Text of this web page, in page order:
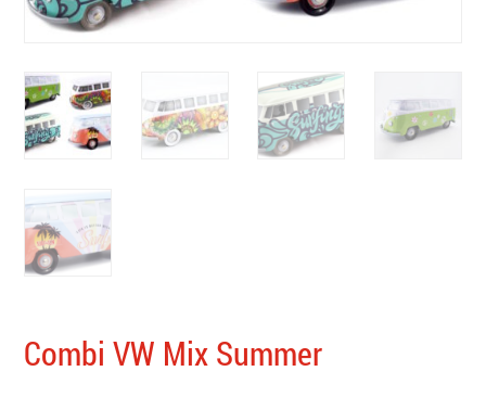
Combi VW Mix Summer